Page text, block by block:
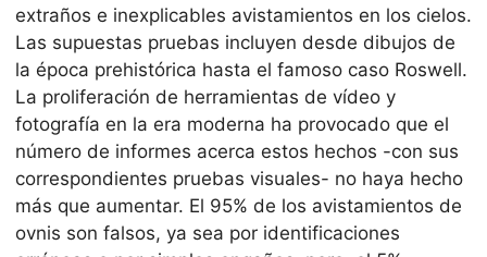
extraños e inexplicables avistamientos en los cielos.
Las supuestas pruebas incluyen desde dibujos de
la época prehistórica hasta el famoso caso Roswell.
La proliferación de herramientas de vídeo y
fotografía en la era moderna ha provocado que el
número de informes acerca estos hechos -con sus
correspondientes pruebas visuales- no haya hecho
más que aumentar. El 95% de los avistamientos de
ovnis son falsos, ya sea por identificaciones